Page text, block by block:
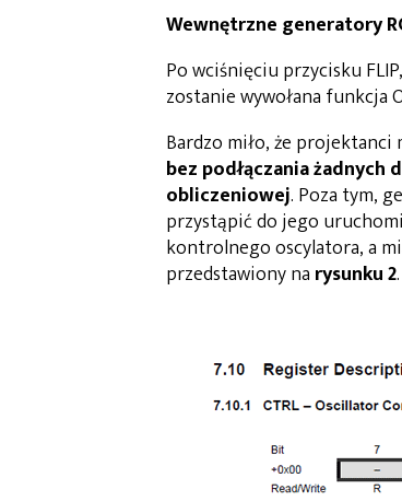
Wewnętrzne generatory
Po wciśnięciu przycisku
zostanie wywołana funkcja
Bardzo miło, że
bez podłączania
obliczeniowej. Poza tym,
przystąpić do jego
kontrolnego oscylatora, a
przedstawiony na rysunku 2.